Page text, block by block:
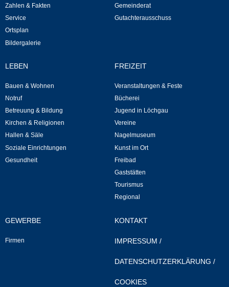
Leben
Bauen & Wohnen
NETZMonitor
Laufende beschränkte Ausschreibungen
Bebauungspläne
Fortschreibung Flächennutzungsplan
Zahlen & Fakten
Service
Ortsplan
Bildergalerie
Gemeinderat
Gutachterausschuss
LEBEN
Bauen & Wohnen
Notruf
Betreuung & Bildung
Kirchen & Religionen
Hallen & Säle
Soziale Einrichtungen
Gesundheit
FREIZEIT
Veranstaltungen & Feste
Bücherei
Jugend in Löchgau
Vereine
Nagelmuseum
Kunst im Ort
Freibad
Gaststätten
Tourismus
Regional
GEWERBE
Firmen
KONTAKT
IMPRESSUM /
DATENSCHUTZERKLÄRUNG /
COOKIES